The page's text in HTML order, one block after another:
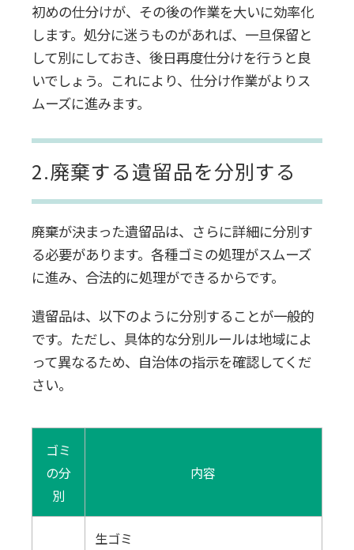
初めの仕分けが、その後の作業を大いに効率化
します。処分に迷うものがあれば、一旦保留と
して別にしておき、後日再度仕分けを行うと良
いでしょう。これにより、仕分け作業がよりス
ムーズに進みます。
2.廃棄する遺留品を分別する
廃棄が決まった遺留品は、さらに詳細に分別す
る必要があります。各種ゴミの処理がスムーズ
に進み、合法的に処理ができるからです。
遺留品は、以下のように分別することが一般的
です。ただし、具体的な分別ルールは地域によ
って異なるため、自治体の指示を確認してくだ
さい。
ゴミ
の分
別
内容
生ゴミ